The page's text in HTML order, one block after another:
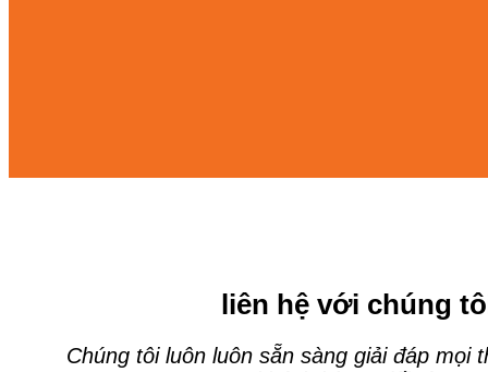
liên hệ với chúng
Chúng tôi luôn luôn sẵn sàng giải đáp mọi